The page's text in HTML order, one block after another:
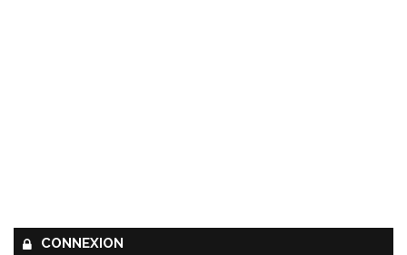
CONNEXION